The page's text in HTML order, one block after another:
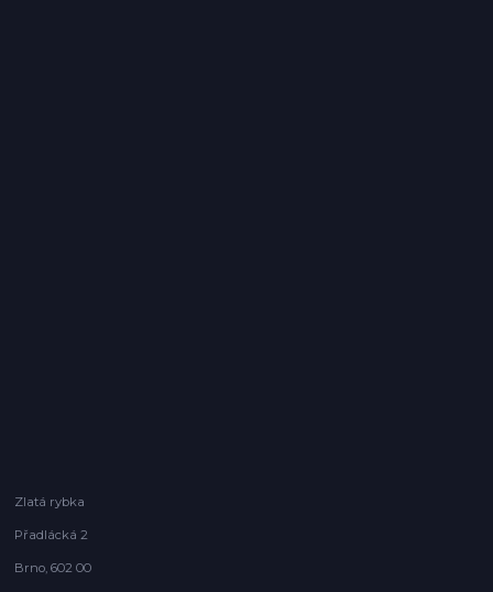
Zlatá rybka
Přadlácká 2
Brno, 602 00